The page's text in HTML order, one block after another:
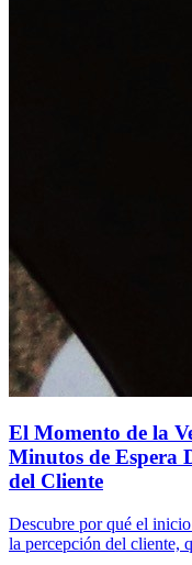
El Momento de la
Minutos de Espera
del Cliente
Descubre por qué el
la percepción del cliente,